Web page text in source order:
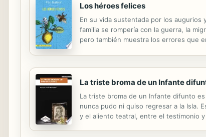
Los héroes felices
En su vida sustentada por los augurios
familia se rompería con la guerra, la
pero también muestra los errores que
La triste broma de un Infante
La triste broma de un Infante difunto
nunca pudo ni quiso regresar a la Isla.
y el aliento teatral, entre el testimonio y